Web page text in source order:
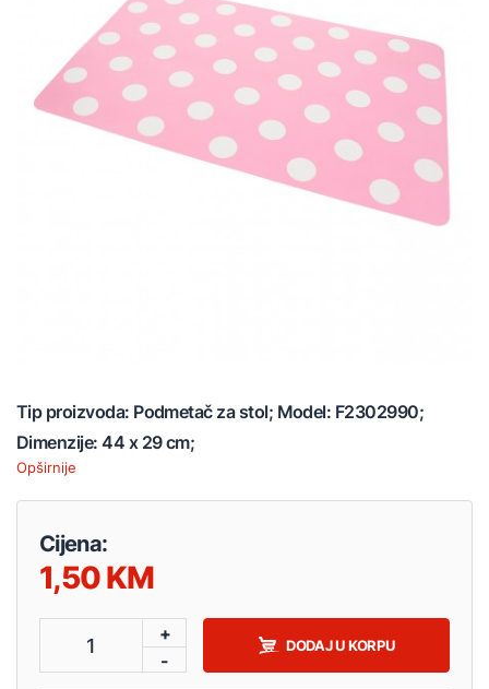
Tip proizvoda: Podmetač za stol; Model: F2302990;
Dimenzije: 44 x 29 cm;
Opširnije
Cijena:
1,50
1
+
-
DODAJ U KORPU